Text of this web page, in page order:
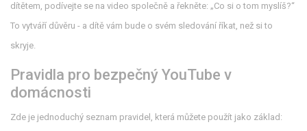
dítětem, podívejte se na video společně a řekněte: „Co si o tom myslíš?“
To vytváří důvěru - a dítě vám bude o svém sledování říkat, než si to
skryje.
Pravidla pro bezpečný YouTube v
domácnosti
Zde je jednoduchý seznam pravidel, která můžete použít jako základ: